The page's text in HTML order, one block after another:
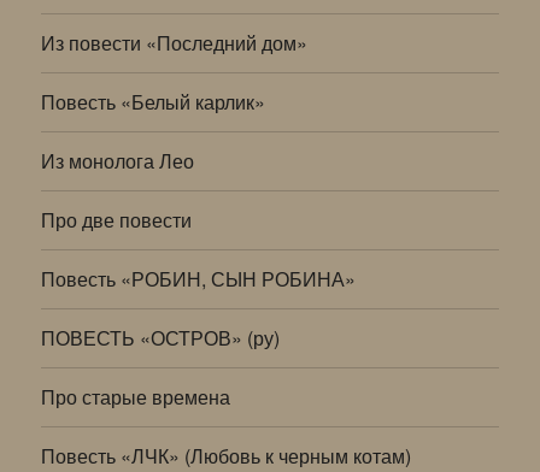
Из повести «Последний дом»
Повесть «Белый карлик»
Из монолога Лео
Про две повести
Повесть «РОБИН, СЫН РОБИНА»
ПОВЕСТЬ «ОСТРОВ» (ру)
Про старые времена
Повесть «ЛЧК» (Любовь к черным котам)